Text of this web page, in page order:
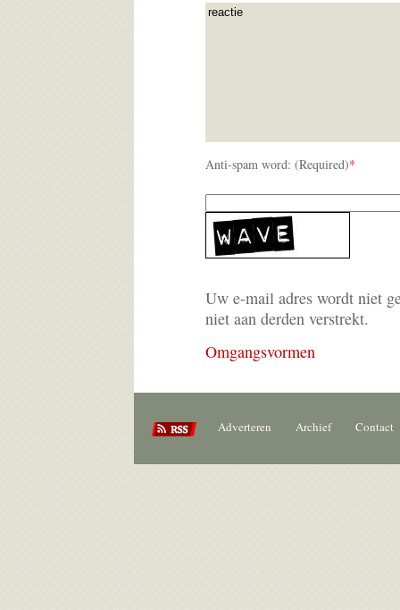
Anti-spam word: (Required)*
Uw e-mail adres wordt niet
niet aan derden verstrekt.
Omgangsvormen
Adverteren Archief Contact